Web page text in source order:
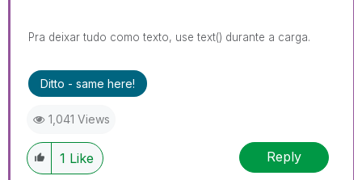
Pra deixar tudo como texto, use text() durante a carga.
Ditto - same here!
1,041 Views
1 Like Reply